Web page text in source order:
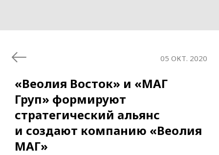
05 ОКТ. 2020
«Веолия Восток» и «МАГ
Груп» формируют
стратегический альянс
и создают компанию «Веолия
МАГ»